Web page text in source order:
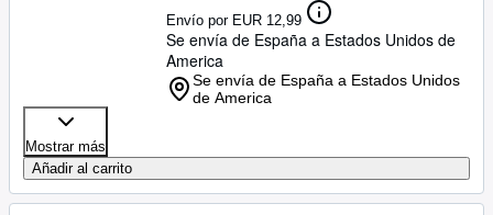
Envío por EUR 12,99
Se envía de España a Estados Unidos de
America
Se envía de España a Estados Unidos
de America
Mostrar más
Añadir al carrito